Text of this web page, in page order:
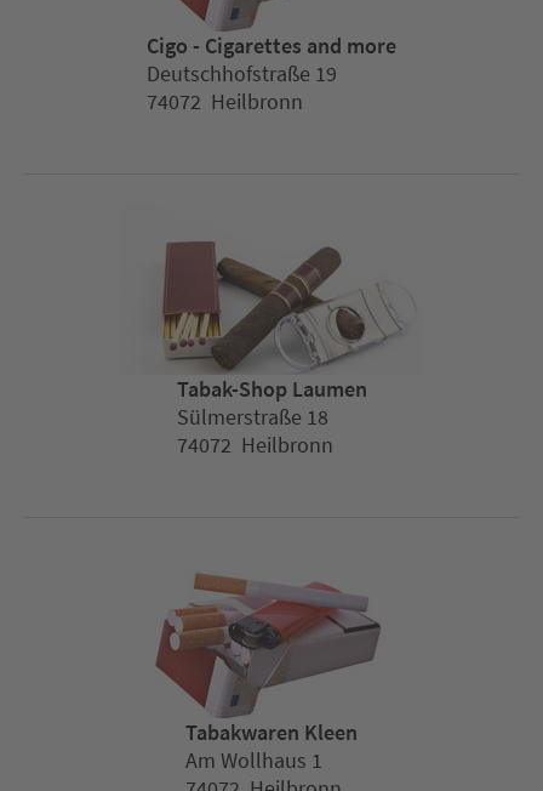
Cigo - Cigarettes and more
Deutschhofstraße 19
74072 Heilbronn
Tabak-Shop Laumen
Sülmerstraße 18
74072 Heilbronn
Tabakwaren Kleen
Am Wollhaus 1